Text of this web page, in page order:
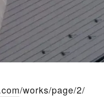
works/page/2/